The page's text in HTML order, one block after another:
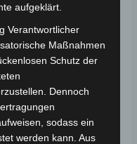
optimale
du hier:Volta
aufgeklärt.
Verantwortlicher
Maßnahmen
Schutz der
Dennoch
sodass ein
werden kann. Aus